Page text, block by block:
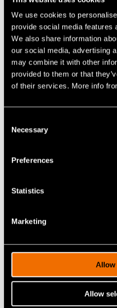
We use cookies to
provide social media features
We also share information
our social media, advertising
may combine it with other
provided to them or that
of their services. More info
Selection
Necessary
Preferences
Statistics
Marketing
Allow
Allow
Artikkelit
Hiilidioksidin
potentiaalia